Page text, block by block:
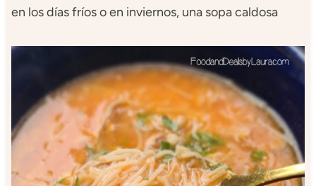
en los días fríos o en inviernos, una sopa caldosa